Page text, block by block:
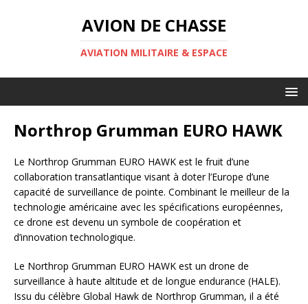
AVION DE CHASSE
AVIATION MILITAIRE & ESPACE
Northrop Grumman EURO HAWK
Le Northrop Grumman EURO HAWK est le fruit d’une
collaboration transatlantique visant à doter l’Europe d’une
capacité de surveillance de pointe. Combinant le meilleur de la
technologie américaine avec les spécifications européennes,
ce drone est devenu un symbole de coopération et
d’innovation technologique.
Le Northrop Grumman EURO HAWK est un drone de
surveillance à haute altitude et de longue endurance (HALE).
Issu du célèbre Global Hawk de Northrop Grumman, il a été